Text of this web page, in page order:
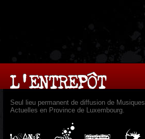
Seul lieu permanent de diffusion de Musiques
Actuelles en Province de Luxembourg.